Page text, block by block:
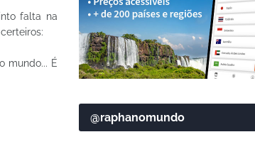
falta na
mundo... É
@raphanomundo